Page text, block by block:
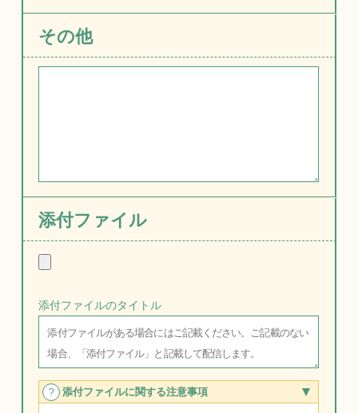
その他
添付ファイル
添付ファイルのタイトル
添付ファイルに関する注意事項